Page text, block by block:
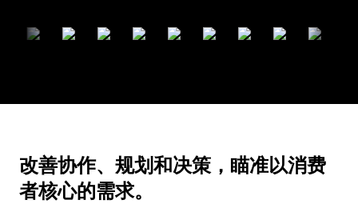
改善协作、规划和决策，瞄准以消费
者核心的需求。